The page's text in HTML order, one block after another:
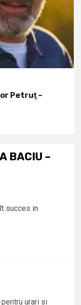
Petruţ –
BACIU –
succes in
urari si